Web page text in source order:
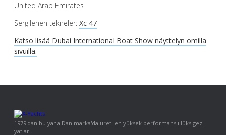
United Arab Emirates
Sergilenen tekneler: Xc 47
Katso lisää Dubai International Boat Show näyttelyn omilla
sivuilla.
1979'dan bu yana Danimarka'da üretilen yüksek performanslı lüks gezi
yatları.